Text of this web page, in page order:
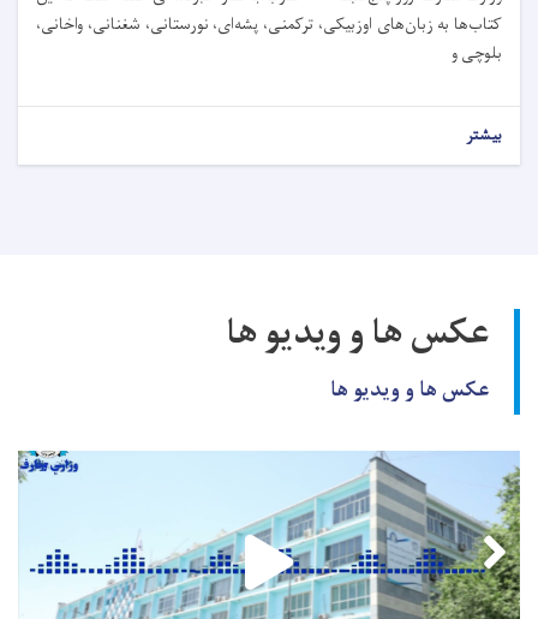
کتاب‌ها به زبان‌های اوزبیکی، ترکمنی،‌ پشه‌ای، نورستانی، شغنانی، واخانی،
بلوچی و
بیشتر
عکس ها و ویدیو ها
عکس ها و ویدیو ها